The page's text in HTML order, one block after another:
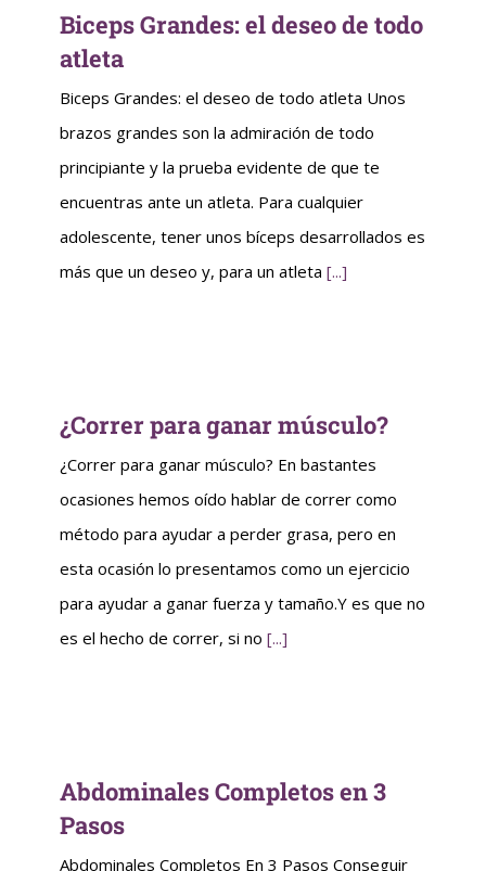
Biceps Grandes: el deseo de todo
atleta
Biceps Grandes: el deseo de todo atleta Unos
brazos grandes son la admiración de todo
principiante y la prueba evidente de que te
encuentras ante un atleta. Para cualquier
adolescente, tener unos bíceps desarrollados es
más que un deseo y, para un atleta [...]
¿Correr para ganar músculo?
¿Correr para ganar músculo? En bastantes
ocasiones hemos oído hablar de correr como
método para ayudar a perder grasa, pero en
esta ocasión lo presentamos como un ejercicio
para ayudar a ganar fuerza y tamaño.Y es que no
es el hecho de correr, si no [...]
Abdominales Completos en 3
Pasos
Abdominales Completos En 3 Pasos Conseguir